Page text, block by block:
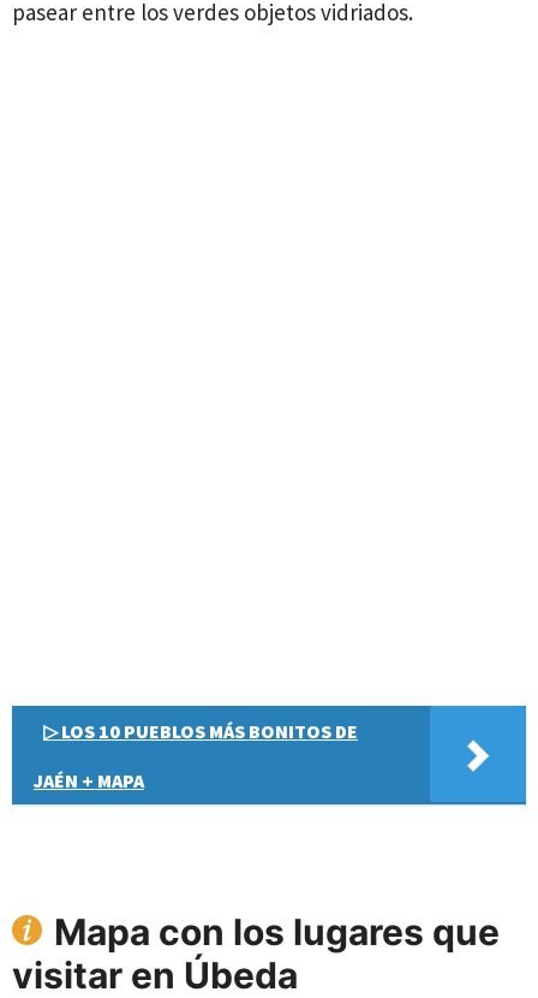
pasear entre los verdes objetos vidriados.
▷ LOS 10 PUEBLOS MÁS BONITOS DE
JAÉN + MAPA
Mapa con los lugares que
visitar en Úbeda